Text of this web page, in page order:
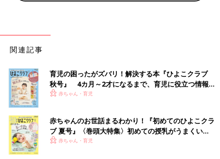
関連記事
育児の困ったがズバリ！解決する本『ひよこクラブ
秋号』 4カ月～2才になるまで、育児に役立つ情報が
いっぱい！
赤ちゃん・育児
赤ちゃんのお世話まるわかり！『初めてのひよこクラ
ブ 夏号』〈巻頭大特集〉初めての授乳がうまくい
く！ おっぱい・ミルクの基本と夏のトラブル 解決テ
赤ちゃん・育児